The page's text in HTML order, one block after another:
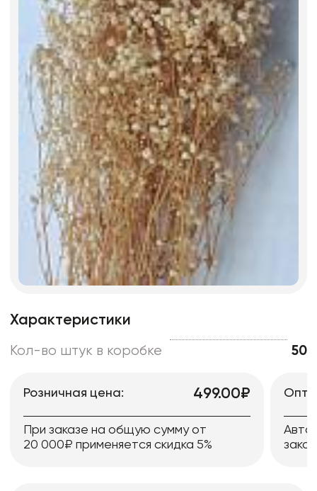
Характеристики
Кол-во штук в коробке 50
Розничная цена: 499.00₽
При заказе на общую сумму от
20 000₽ применяется скидка 5%